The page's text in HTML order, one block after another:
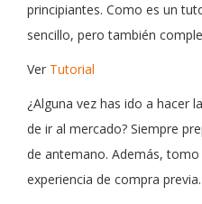
principiantes. Como es un
sencillo, pero también
Ver Tutorial
¿Alguna vez has ido a hacer
de ir al mercado? Siempre
de antemano. Además,
experiencia de compra previa.